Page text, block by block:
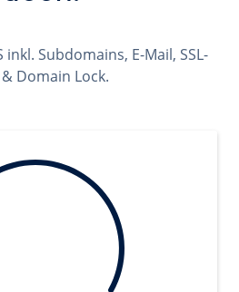
Subdomains, E-Mail, SSL-
Domain Lock.